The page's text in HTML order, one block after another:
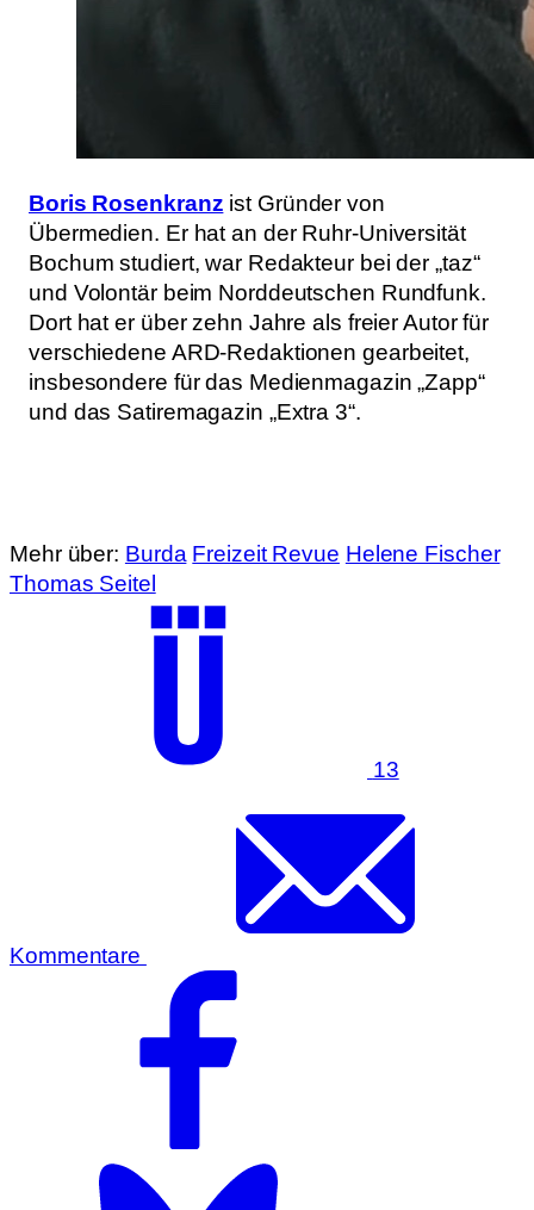
Boris Rosenkranz ist Gründer von
Übermedien. Er hat an der Ruhr-Universität
Bochum studiert, war Redakteur bei der „taz“
und Volontär beim Norddeutschen Rundfunk.
Dort hat er über zehn Jahre als freier Autor für
verschiedene ARD-Redaktionen gearbeitet,
insbesondere für das Medienmagazin „Zapp“
und das Satiremagazin „Extra 3“.
Mehr über: Burda Freizeit Revue Helene Fischer
Thomas Seitel
13
Kommentare